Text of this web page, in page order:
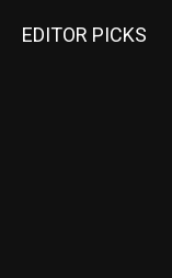
EDITOR PICKS